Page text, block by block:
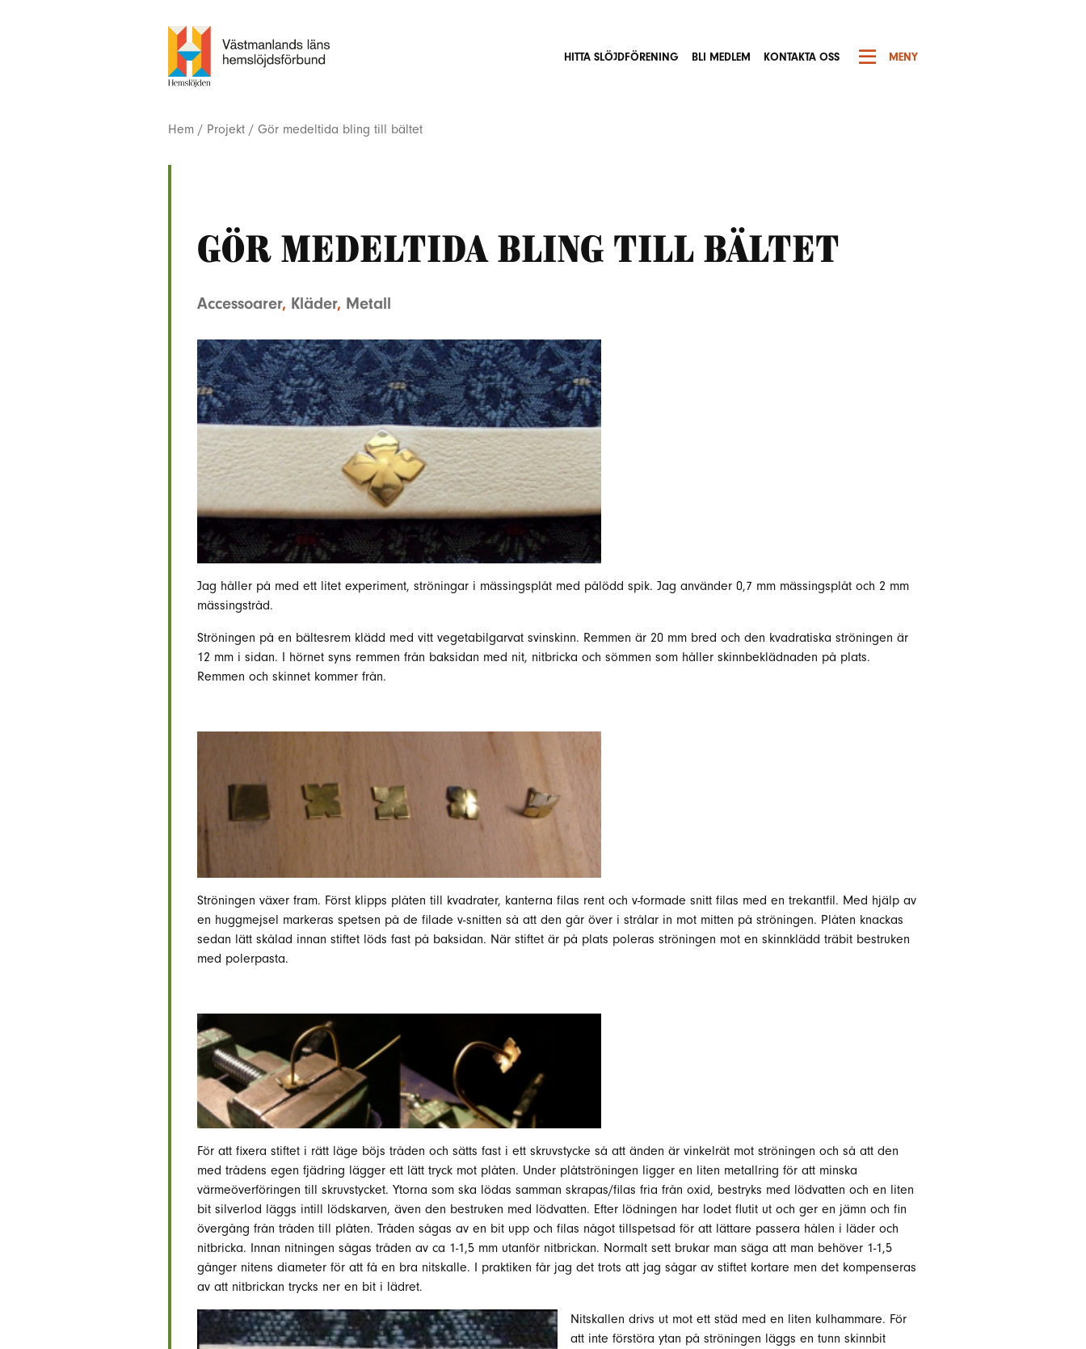
HITTA SLÖJDFÖRENING BLI MEDLEM KONTAKTA OSS MENY
Hem / Projekt / Gör medeltida bling till bältet
Gör medeltida bling till bältet
Accessoarer, Kläder, Metall
Jag håller på med ett litet experiment, ströningar i mässingsplåt med pålödd spik. Jag använder 0,7 mm mässingsplåt och 2 mm
mässingstråd.
Ströningen på en bältesrem klädd med vitt vegetabilgarvat svinskinn. Remmen är 20 mm bred och den kvadratiska ströningen är
12 mm i sidan. I hörnet syns remmen från baksidan med nit, nitbricka och sömmen som håller skinnbeklädnaden på plats.
Remmen och skinnet kommer från.
Ströningen växer fram. Först klipps plåten till kvadrater, kanterna filas rent och v-formade snitt filas med en trekantfil. Med hjälp av
en huggmejsel markeras spetsen på de filade v-snitten så att den går över i strålar in mot mitten på ströningen. Plåten knackas
sedan lätt skålad innan stiftet löds fast på baksidan. När stiftet är på plats poleras ströningen mot en skinnklädd träbit bestruken
med polerpasta.
För att fixera stiftet i rätt läge böjs tråden och sätts fast i ett skruvstycke så att änden är vinkelrät mot ströningen och så att den
med trådens egen fjädring lägger ett lätt tryck mot plåten. Under plåtströningen ligger en liten metallring för att minska
värmeöverföringen till skruvstycket. Ytorna som ska lödas samman skrapas/filas fria från oxid, bestryks med lödvatten och en liten
bit silverlod läggs intill lödskarven, även den bestruken med lödvatten. Efter lödningen har lodet flutit ut och ger en jämn och fin
övergång från tråden till plåten. Tråden sågas av en bit upp och filas något tillspetsad för att lättare passera hålen i läder och
nitbricka. Innan nitningen sågas tråden av ca 1-1,5 mm utanför nitbrickan. Normalt sett brukar man säga att man behöver 1-1,5
gånger nitens diameter för att få en bra nitskalle. I praktiken får jag det trots att jag sågar av stiftet kortare men det kompenseras
av att nitbrickan trycks ner en bit i lädret.
Nitskallen drivs ut mot ett städ med en liten kulhammare. För
att inte förstöra ytan på ströningen läggs en tunn skinnbit